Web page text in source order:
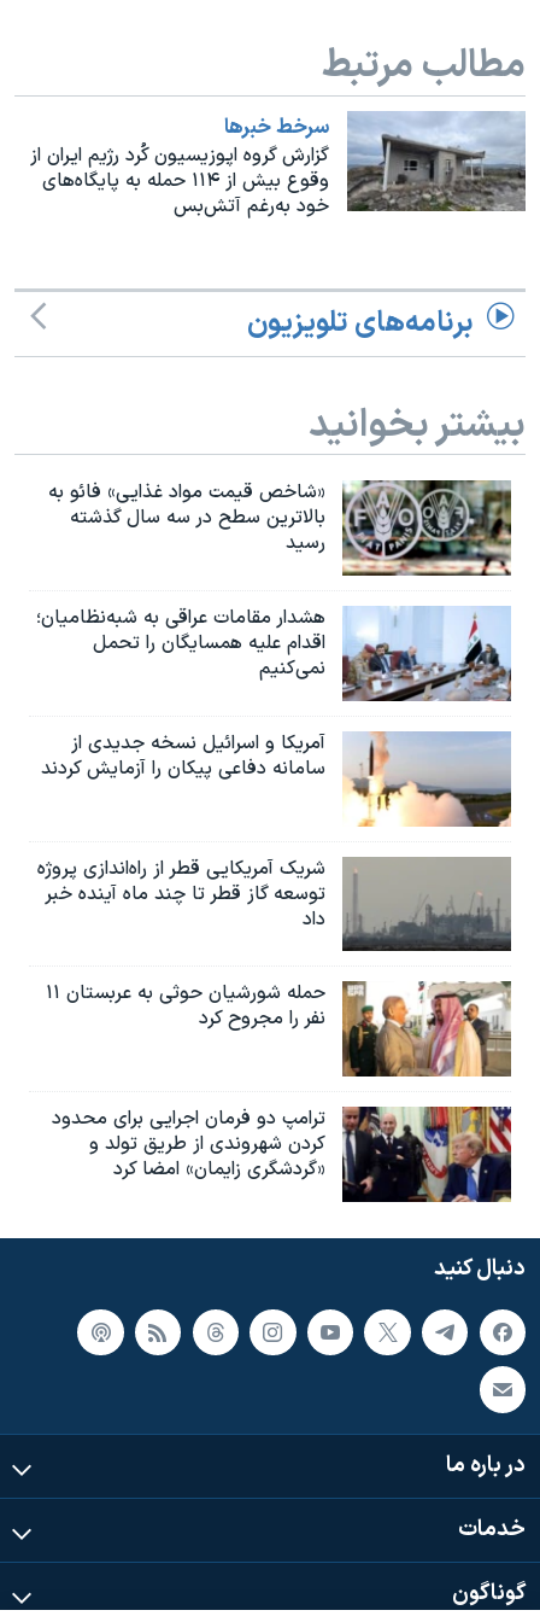
نرگس محمدی برنده جایزه نوبل صلح
همایش محافظه‌کاران آمریکا «سی‌پک»
صفحه‌های ویژه
سفر پرزیدنت ترامپ به چین
مطالب مرتبط
سرخط خبرها
گزارش گروه اپوزیسیون کُرد رژیم ایران از
وقوع بیش از ۱۱۴ حمله به پایگاه‌های
خود به‌رغم آتش‌بس
برنامه‌های تلویزیون
بیشتر بخوانید
«شاخص قیمت مواد غذایی» فائو به
بالاترین سطح در سه سال گذشته
رسید
هشدار مقامات عراقی به شبه‌نظامیان؛
اقدام علیه همسایگان را تحمل
نمی‌کنیم
آمریکا و اسرائیل نسخه جدیدی از
سامانه دفاعی پیکان را آزمایش کردند
شریک آمریکایی قطر از راه‌اندازی پروژه
توسعه گاز قطر تا چند ماه آینده خبر
داد
حمله شورشیان حوثی به عربستان ۱۱
نفر را مجروح کرد
ترامپ دو فرمان اجرایی برای محدود
کردن شهروندی از طریق تولد و
«گردشگری زایمان» امضا کرد
دنبال کنید
در باره ما
خدمات
گوناگون